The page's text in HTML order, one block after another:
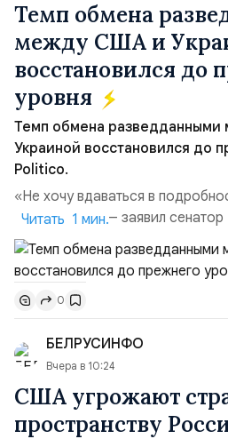
Темп обмена
между США и
восстановился до
уровня
Темп обмена
Украиной восстановился до
Politico.
«Не хочу вдаваться в
улучшилась», — заявил
высокопоставленный член
добавив, что использование
ракет большой дальности
удары вглубь российской
позиции.Сотрудничество со
ключом к позитивному пов...
Читать 1 мин.
0
БЕЛРУСИНФО
Вчера в 10:24
США угрожают
пространству